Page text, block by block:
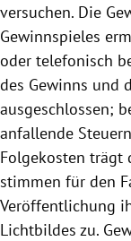
versuchen. Die
Gewinnspieles
oder telefonisch
des Gewinns und
ausgeschlossen;
anfallende
Folgekosten trägt
stimmen für den
Veröffentlichung
Lichtbildes zu.